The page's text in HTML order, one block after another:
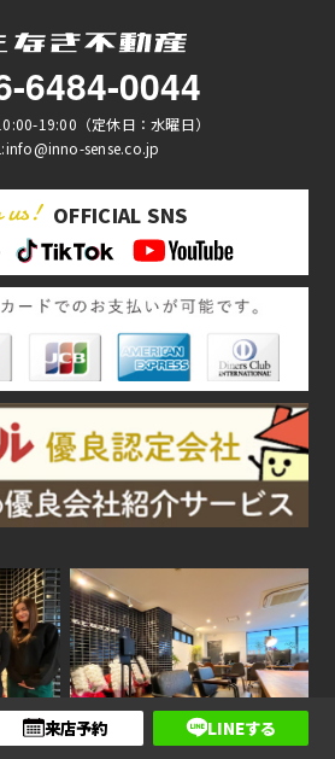
6484-0044
19:00（定休日：水曜日）
sense.co.jp
OFFICIAL SNS
来店予約 LINEする